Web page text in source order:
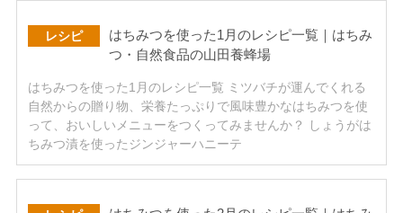
レシピ
はちみつを使った1月のレシピ一覧｜はちみ
つ・自然食品の山田養蜂場
はちみつを使った1月のレシピ一覧 ミツバチが運んでくれる
自然からの贈り物、栄養たっぷりで風味豊かなはちみつを使
って、おいしいメニューをつくってみませんか？ しょうがは
ちみつ漬を使ったジンジャーハニーテ